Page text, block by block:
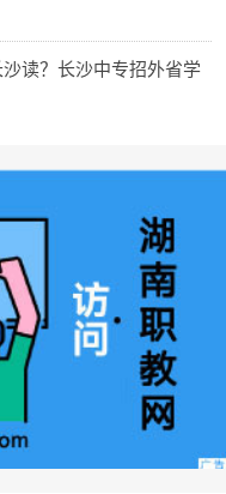
读？长沙中专招外省学